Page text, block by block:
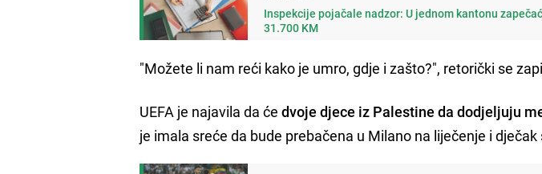
Inspekcije pojačale nadzor: U jednom kantonu
31.700 KM
"Možete li nam reći kako je umro, gdje i zašto?", retorički se
UEFA je najavila da ćedvoje djece iz Palestine da dodjeljuju
je imala sreće da bude prebačena u Milano na liječenje i